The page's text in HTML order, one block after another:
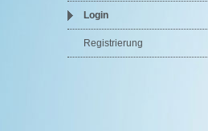
Login
Registrierung